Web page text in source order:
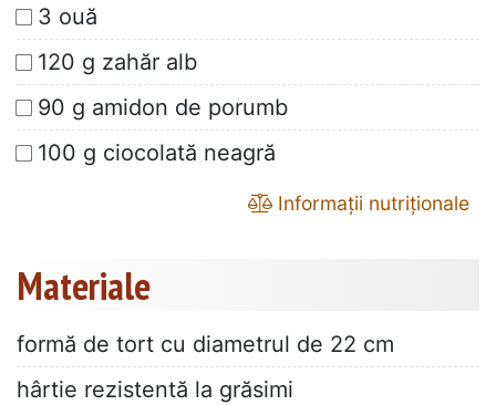
3 ouă
120 g zahăr alb
90 g amidon de porumb
100 g ciocolată neagră
Informații nutriționale
Materiale
formă de tort cu diametrul de 22 cm
hârtie rezistentă la grăsimi